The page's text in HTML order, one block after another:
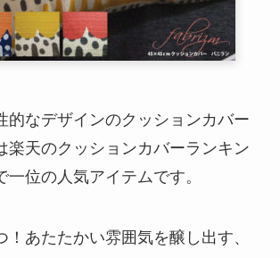
的なデザインのクッションカバー
楽天のクッションカバーランキン
一位の人気アイテムです。
！あたたかい雰囲気を醸し出す、